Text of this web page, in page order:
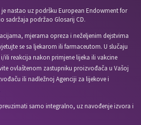
nastao uz podršku European Endowment for
sadržaja podržao Glosarij CD.
mjerama opreza i neželjenim dejstvima
se sa ljekarom ili farmaceutom. U slučaju
ili reakcija nakon primjene lijeka ili vakcine
ovlaštenom zastupniku proizvođača u Vašoj
ili nadležnoj Agenciji za lijekove i
samo integralno, uz navođenje izvora i